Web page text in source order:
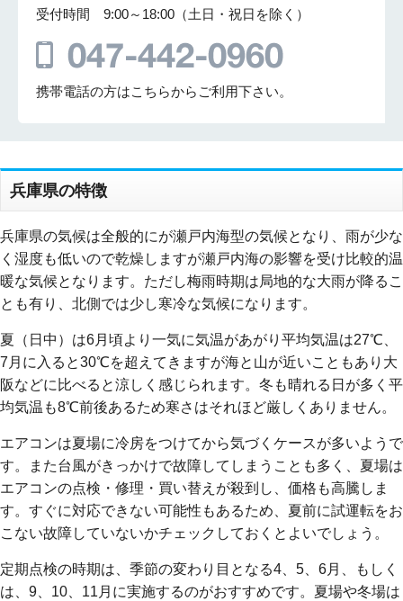
受付時間 9:00～18:00（土日・祝日を除く）
携帯電話の方はこちらからご利用下さい。
兵庫県の特徴
兵庫県の気候は全般的にが瀬戸内海型の気候となり、雨が少な
く湿度も低いので乾燥しますが瀬戸内海の影響を受け比較的温
暖な気候となります。ただし梅雨時期は局地的な大雨が降るこ
とも有り、北側では少し寒冷な気候になります。
夏（日中）は6月頃より一気に気温があがり平均気温は27℃、
7月に入ると30℃を超えてきますが海と山が近いこともあり大
阪などに比べると涼しく感じられます。冬も晴れる日が多く平
均気温も8℃前後あるため寒さはそれほど厳しくありません。
エアコンは夏場に冷房をつけてから気づくケースが多いようで
す。また台風がきっかけで故障してしまうことも多く、夏場は
エアコンの点検・修理・買い替えが殺到し、価格も高騰しま
す。すぐに対応できない可能性もあるため、夏前に試運転をお
こない故障していないかチェックしておくとよいでしょう。
定期点検の時期は、季節の変わり目となる4、5、6月、もしく
は、9、10、11月に実施するのがおすすめです。夏場や冬場は